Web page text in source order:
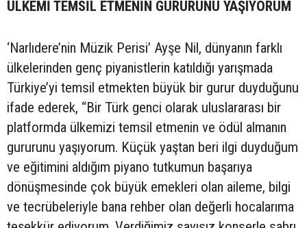
ÜLKEMİ TEMSİL ETMENİN GURURUNU YAŞIYORUM
‘Narlıdere’nin Müzik Perisi’ Ayşe Nil, dünyanın farklı
ülkelerinden genç piyanistlerin katıldığı yarışmada
Türkiye’yi temsil etmekten büyük bir gurur duyduğunu
ifade ederek, “Bir Türk genci olarak uluslararası bir
platformda ülkemizi temsil etmenin ve ödül almanın
gururunu yaşıyorum. Küçük yaştan beri ilgi duyduğum
ve eğitimini aldığım piyano tutkumun başarıya
dönüşmesinde çok büyük emekleri olan aileme, bilgi
ve tecrübeleriyle bana rehber olan değerli hocalarıma